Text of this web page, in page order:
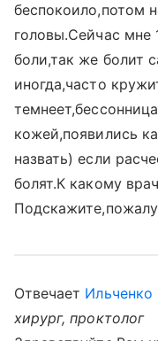
беспокоило,потом
головы.Сейчас мне
боли,так же болит
иногда,часто
кожей,появились
назвать) если
болят.К какому
Отвечает Ильченко
хирург, проктолог